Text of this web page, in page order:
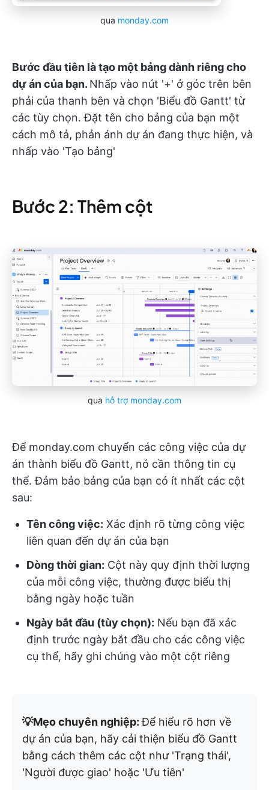
qua monday.com
Bước đầu tiên là tạo một bảng dành riêng cho
dự án của bạn. Nhấp vào nút '+' ở góc trên bên
phải của thanh bên và chọn 'Biểu đồ Gantt' từ
các tùy chọn. Đặt tên cho bảng của bạn một
cách mô tả, phản ánh dự án đang thực hiện, và
nhấp vào 'Tạo bảng'
Bước 2: Thêm cột
qua hỗ trợ monday.com
Để monday.com chuyển các công việc của dự
án thành biểu đồ Gantt, nó cần thông tin cụ
thể. Đảm bảo bảng của bạn có ít nhất các cột
sau:
Tên công việc: Xác định rõ từng công việc
liên quan đến dự án của bạn
Dòng thời gian: Cột này quy định thời lượng
của mỗi công việc, thường được biểu thị
bằng ngày hoặc tuần
Ngày bắt đầu (tùy chọn): Nếu bạn đã xác
định trước ngày bắt đầu cho các công việc
cụ thể, hãy ghi chúng vào một cột riêng
💡Mẹo chuyên nghiệp:Để hiểu rõ hơn về
dự án của bạn, hãy cải thiện biểu đồ Gantt
bằng cách thêm các cột như 'Trạng thái',
'Người được giao' hoặc 'Ưu tiên'